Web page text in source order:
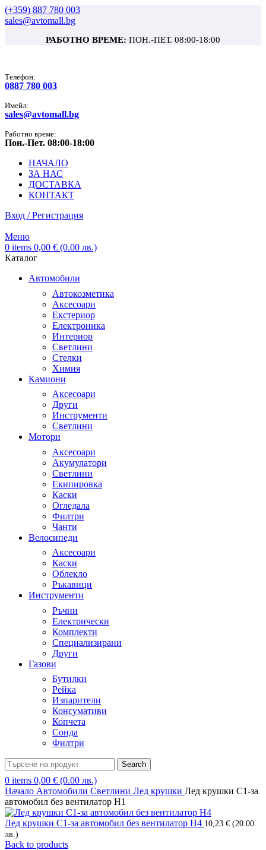
(+359) 887 780 003
sales@avtomall.bg
РАБОТНО ВРЕМЕ: ПОН.-ПЕТ. 08:00-18:00
Tелефон:
0887 780 003
Имейл:
sales@avtomall.bg
Работно време:
Пон.-Пет. 08:00-18:00
НАЧАЛО
ЗА НАС
ДОСТАВКА
КОНТАКТ
Вход / Регистрация
Меню
0 items 0,00 € (0.00 лв.)
Каталог
Автомобили
Автокозметика
Аксесоари
Екстериор
Електроника
Интериор
Светлини
Стелки
Химия
Камиони
Аксесоари
Други
Инструменти
Светлини
Мотори
Аксесоари
Акумулатори
Светлини
Екипировка
Каски
Огледала
Филтри
Чанти
Велосипеди
Аксесоари
Каски
Облекло
Ръкавици
Инструменти
Ръчни
Електрически
Комплекти
Специализирани
Други
Газови
Бутилки
Рейка
Изпарители
Консумативи
Копчета
Сонда
Филтри
Search
0 items 0,00 € (0.00 лв.)
Начало Автомобили Светлини Лед крушки Лед крушки С1-за
автомобил без вентилатор Н1
Лед крушки С1-за автомобил без вентилатор Н4 10,23 € (20.00
лв.)
Back to products